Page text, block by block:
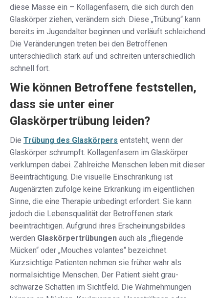
diese Masse ein – Kollagenfasern, die sich durch den
Glaskörper ziehen, verändern sich. Diese „Trübung“ kann
bereits im Jugendalter beginnen und verläuft schleichend.
Die Veränderungen treten bei den Betroffenen
unterschiedlich stark auf und schreiten unterschiedlich
schnell fort.
Wie können Betroffene feststellen,
dass sie unter einer
Glaskörpertrübung leiden?
Die Trübung des Glaskörpers entsteht, wenn der
Glaskörper schrumpft. Kollagenfasern im Glaskörper
verklumpen dabei. Zahlreiche Menschen leben mit dieser
Beeinträchtigung. Die visuelle Einschränkung ist
Augenärzten zufolge keine Erkrankung im eigentlichen
Sinne, die eine Therapie unbedingt erfordert. Sie kann
jedoch die Lebensqualität der Betroffenen stark
beeinträchtigen. Aufgrund ihres Erscheinungsbildes
werden Glaskörpertrübungen auch als „fliegende
Mücken“ oder „Mouches volantes“ bezeichnet.
Kurzsichtige Patienten nehmen sie früher wahr als
normalsichtige Menschen. Der Patient sieht grau-
schwarze Schatten im Sichtfeld. Die Wahrnehmungen